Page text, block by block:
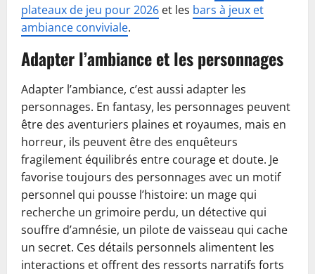
plateaux de jeu pour 2026 et les bars à jeux et
ambiance conviviale.
Adapter l’ambiance et les personnages
Adapter l’ambiance, c’est aussi adapter les
personnages. En fantasy, les personnages peuvent
être des aventuriers plaines et royaumes, mais en
horreur, ils peuvent être des enquêteurs
fragilement équilibrés entre courage et doute. Je
favorise toujours des personnages avec un motif
personnel qui pousse l’histoire: un mage qui
recherche un grimoire perdu, un détective qui
souffre d’amnésie, un pilote de vaisseau qui cache
un secret. Ces détails personnels alimentent les
interactions et offrent des ressorts narratifs forts